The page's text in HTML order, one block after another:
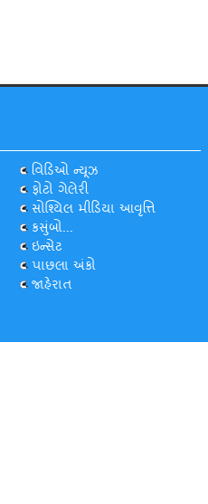
વિડિઓ ન્યૂઝ
ફોટો ગેલેરી
સોશ્યિલ મીડિયા આવૃત્તિ
કસુંબો...
ઇન્સેટ
પાછલા અંકો
જાહેરાત